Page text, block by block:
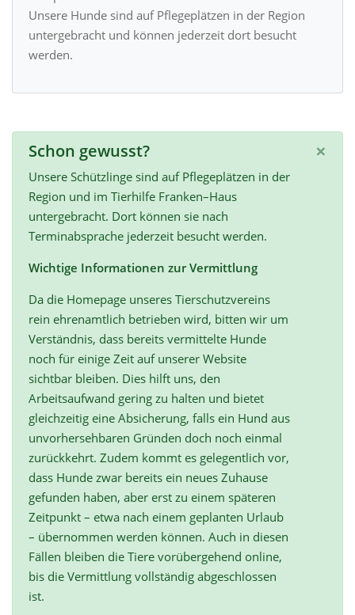
Unsere Hunde sind auf Pflegeplätzen in der Region
untergebracht und können jederzeit dort besucht
werden.
×
Schon gewusst?
Unsere Schützlinge sind auf Pflegeplätzen in der
Region und im Tierhilfe Franken–Haus
untergebracht. Dort können sie nach
Terminabsprache jederzeit besucht werden.
Wichtige Informationen zur Vermittlung
Da die Homepage unseres Tierschutzvereins
rein ehrenamtlich betrieben wird, bitten wir um
Verständnis, dass bereits vermittelte Hunde
noch für einige Zeit auf unserer Website
sichtbar bleiben. Dies hilft uns, den
Arbeitsaufwand gering zu halten und bietet
gleichzeitig eine Absicherung, falls ein Hund aus
unvorhersehbaren Gründen doch noch einmal
zurückkehrt. Zudem kommt es gelegentlich vor,
dass Hunde zwar bereits ein neues Zuhause
gefunden haben, aber erst zu einem späteren
Zeitpunkt – etwa nach einem geplanten Urlaub
– übernommen werden können. Auch in diesen
Fällen bleiben die Tiere vorübergehend online,
bis die Vermittlung vollständig abgeschlossen
ist.